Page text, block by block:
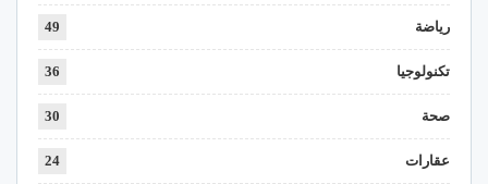
رياضة 49
تكنولوجيا 36
صحة 30
عقارات 24